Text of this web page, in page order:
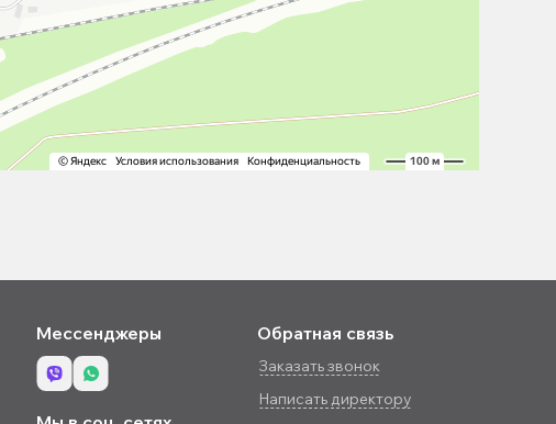
Мессенджеры Обратная связь
Заказать звонок
Написать директору